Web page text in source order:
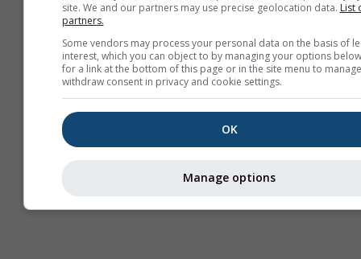
Създайте нов meteoTV
Повече информация
site. We and our partners may use precise geolocation data. List
partners.
Some vendors may process your personal data on the basis of
interest, which you can object to by managing your options
for a link at the bottom of this page or in the site menu to
withdraw consent in privacy and cookie settings.
OK
Manage options